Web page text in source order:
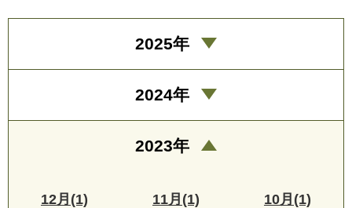
2025年
2024年
2023年
12月(1) 11月(1) 10月(1)